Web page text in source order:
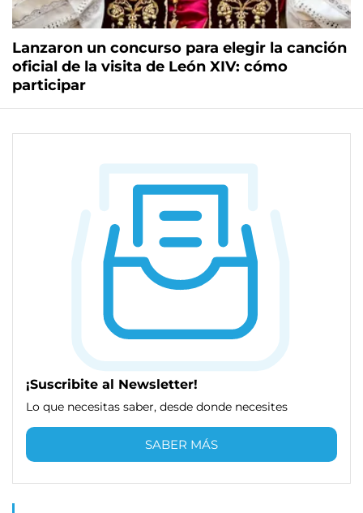
Lanzaron un concurso para elegir la canción
oficial de la visita de León XIV: cómo
participar
¡Suscribite al Newsletter!
Lo que necesitas saber, desde donde necesites
SABER MÁS